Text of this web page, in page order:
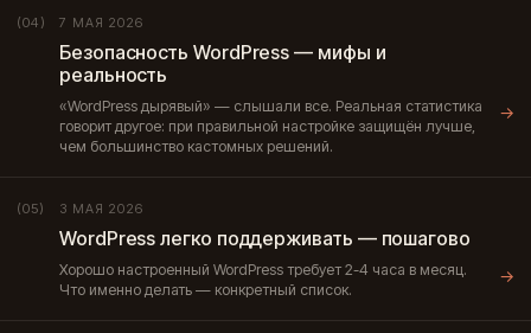
(04) 7 МАЯ 2026
Безопасность WordPress — мифы и
реальность
«WordPress дырявый» — слышали все. Реальная статистика
говорит другое: при правильной настройке защищён лучше,
чем большинство кастомных решений.
→
(05) 3 МАЯ 2026
WordPress легко поддерживать — пошагово
Хорошо настроенный WordPress требует 2-4 часа в месяц.
Что именно делать — конкретный список.
→